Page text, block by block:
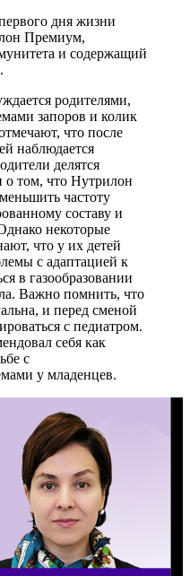
дня жизни
Премиум,
и содержащий
родителями,
запоров и колик
что после
наблюдается
делятся
том, что Нутрилон
частоту
составу и
некоторые
что у их детей
с адаптацией к
в газообразовании
Важно помнить, что
и перед сменой
с педиатром.
себя как
с
у младенцев.